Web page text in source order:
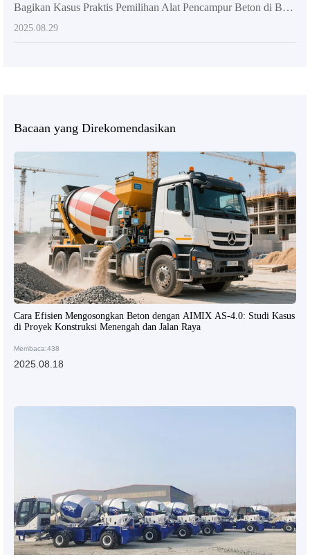
Bagikan Kasus Praktis Pemilihan Alat Pencampur Beton di Berbagai Kondisi Lokasi Konstruksi
2025.08.29
Bacaan yang Direkomendasikan
Cara Efisien Mengosongkan Beton dengan AIMIX AS-4.0: Studi Kasus
di Proyek Konstruksi Menengah dan Jalan Raya
Membaca:438
2025.08.18